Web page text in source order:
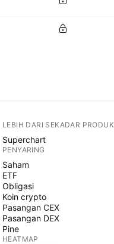
LEBIH DARI SEKADAR PRODUK
Superchart
PENYARING
Saham
ETF
Obligasi
Koin crypto
Pasangan CEX
Pasangan DEX
Pine
HEATMAP